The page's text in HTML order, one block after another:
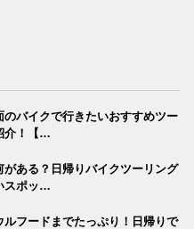
のバイクで行きたいおすすめツー
介！【…
がある？日帰りバイクツーリング
スポッ…
ルフードまでたっぷり！日帰りで